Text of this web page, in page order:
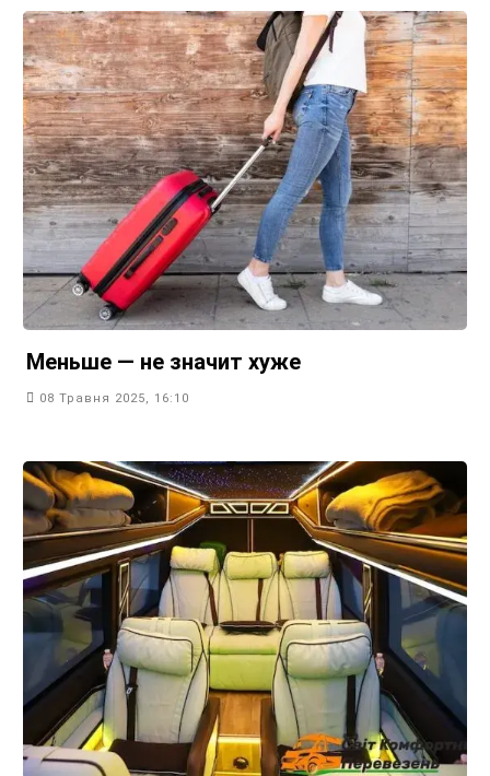
Меньше — не значит хуже
08 Травня 2025, 16:10